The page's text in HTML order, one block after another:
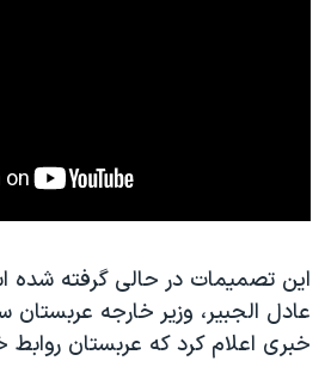
این تصمیمات در حالی گرفته شده
عادل الجبیر، وزیر خارجه
خبری اعلام کرد که عربستان روابط